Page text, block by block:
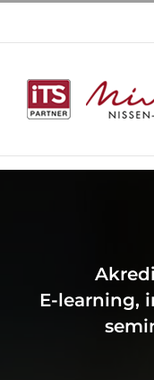
content
E-learning,